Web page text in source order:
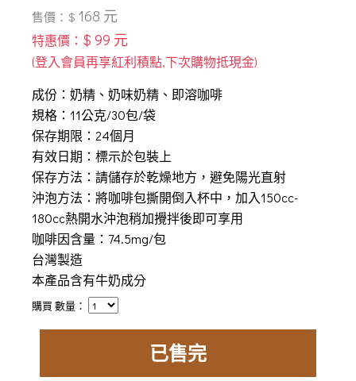
售價：$ 168 元
特惠價： $ 99 元
成份：奶精、奶味奶精、即溶咖啡
規格：11公克/30包/袋
保存期限：24個月
有效日期：標示於包裝上
保存方法：請儲存於乾燥地方，避免陽光直射
沖泡方法：將咖啡包撕開倒入杯中，加入150cc-
180cc熱開水沖泡稍加攪拌後即可享用
咖啡因含量：74.5mg/包
台灣製造
本產品含有牛奶成分​
購買 數量：
已售完